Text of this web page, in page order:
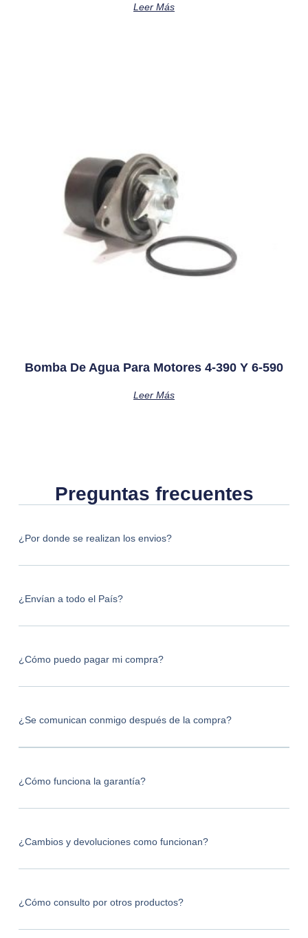
Leer Más
Bomba De Agua Para Motores 4-390 Y 6-590
Leer Más
Preguntas frecuentes
¿Por donde se realizan los envios?
¿Envían a todo el País?
¿Cómo puedo pagar mi compra?
¿Se comunican conmigo después de la compra?
¿Cómo funciona la garantía?
¿Cambios y devoluciones como funcionan?
¿Cómo consulto por otros productos?